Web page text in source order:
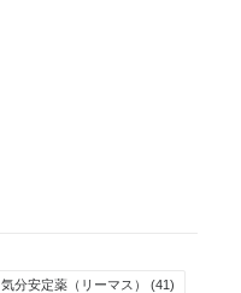
気分安定薬（リーマス） (41)